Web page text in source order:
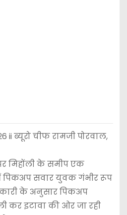
ii ब्यूरो चीफ रामजी पोरवाल,
मिहोंली के समीप एक
पिकअप सवार युवक गंभीर रूप
के अनुसार पिकअप
कर इटावा की ओर जा रही